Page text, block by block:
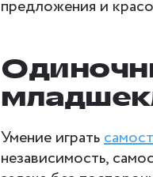
предложения и
Умение играть
независимость,